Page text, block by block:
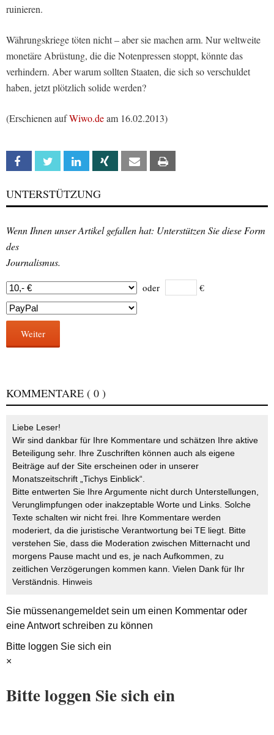
ruinieren.
Währungskriege töten nicht – aber sie machen arm. Nur weltweite
monetäre Abrüstung, die die Notenpressen stoppt, könnte das
verhindern. Aber warum sollten Staaten, die sich so verschuldet
haben, jetzt plötzlich solide werden?
(Erschienen aufWiwo.deam 16.02.2013)
Facebook Twitter Linkedin Xing Email
UNTERSTÜTZUNG
Wenn Ihnen unser Artikel gefallen hat: Unterstützen Sie diese Form
des
Journalismus.
oder €
Weiter
KOMMENTARE ( 0 )
Liebe Leser!
Wir sind dankbar für Ihre Kommentare und schätzen Ihre aktive
Beteiligung sehr. Ihre Zuschriften können auch als eigene
Beiträge auf der Site erscheinen oder in unserer
Monatszeitschrift „Tichys Einblick“.
Bitte entwerten Sie Ihre Argumente nicht durch Unterstellungen,
Verunglimpfungen oder inakzeptable Worte und Links. Solche
Texte schalten wir nicht frei. Ihre Kommentare werden
moderiert, da die juristische Verantwortung bei TE liegt. Bitte
verstehen Sie, dass die Moderation zwischen Mitternacht und
morgens Pause macht und es, je nach Aufkommen, zu
zeitlichen Verzögerungen kommen kann. Vielen Dank für Ihr
Verständnis. Hinweis
Sie müssenangemeldetsein um einen Kommentar oder
eine Antwort schreiben zu können
Bitte loggen Sie sich ein
×
Bitte loggen Sie sich ein